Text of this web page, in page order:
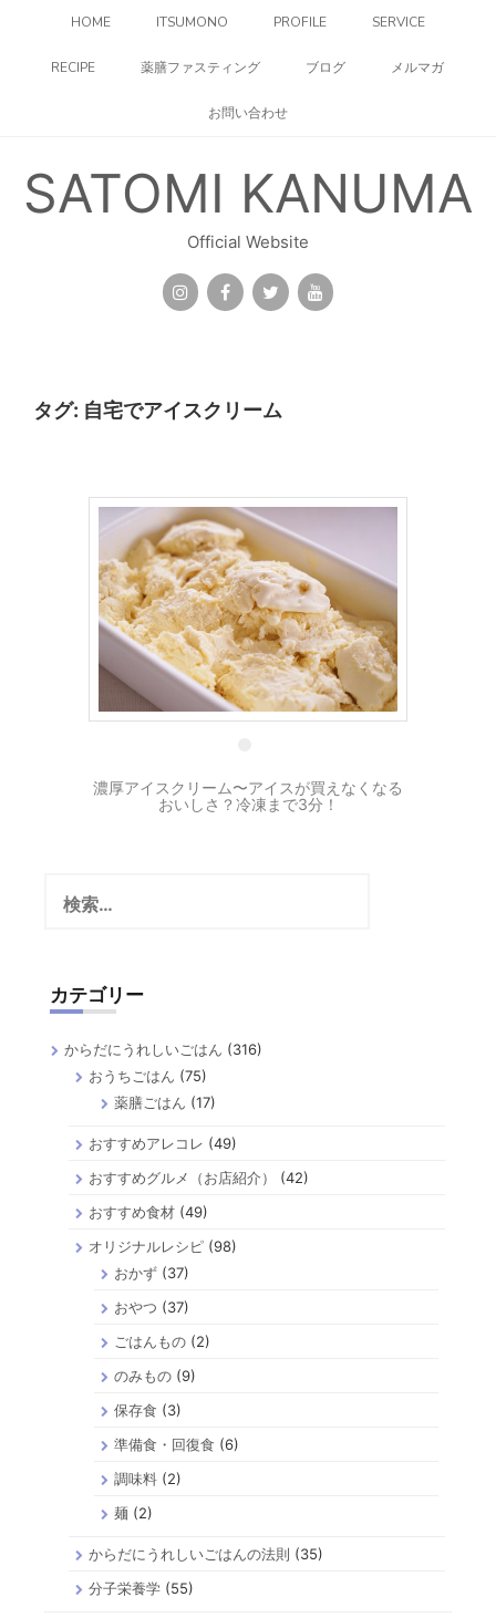
HOME ITSUMONO PROFILE SERVICE
RECIPE 薬膳ファスティング ブログ メルマガ
お問い合わせ
SATOMI KANUMA
Official Website
タグ: 自宅でアイスクリーム
27 6月
濃厚アイスクリーム〜アイスが買えなくなる
おいしさ？冷凍まで3分！
カテゴリー
からだにうれしいごはん (316)
おうちごはん (75)
薬膳ごはん (17)
おすすめアレコレ (49)
おすすめグルメ（お店紹介）
(42)
おすすめ食材 (49)
オリジナルレシピ (98)
おかず(37)
おやつ (37)
ごはんもの(2)
のみもの(9)
保存食 (3)
準備食・回復食 (6)
調味料(2)
麺 (2)
からだにうれしいごはんの法則 (35)
分子栄養学 (55)